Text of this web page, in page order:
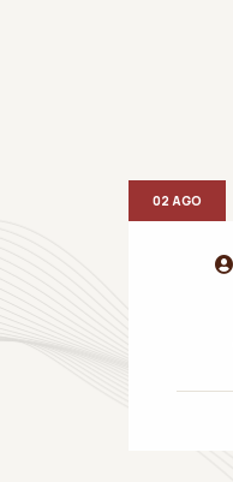
02 AGO